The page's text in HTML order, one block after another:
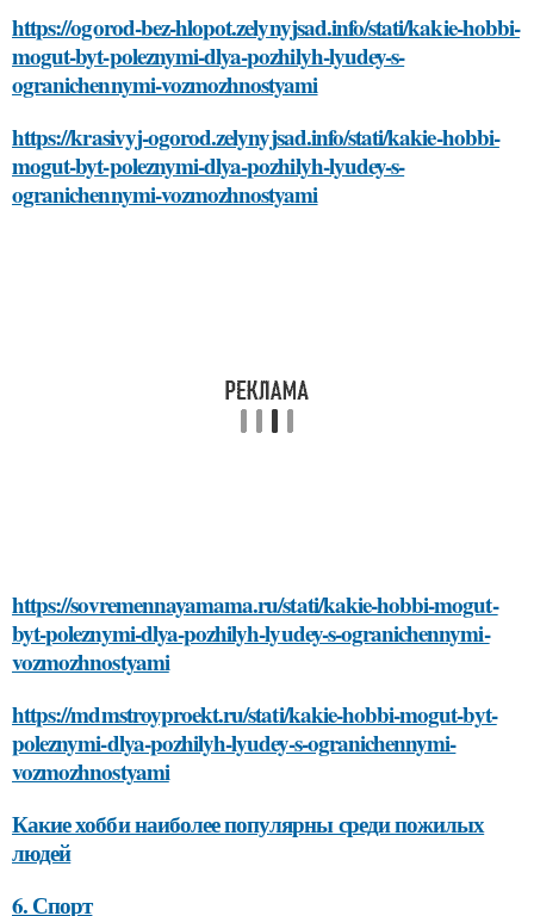
https://ogorod-bez-hlopot.zelynyjsad.info/stati/kakie-hobbi-
mogut-byt-poleznymi-dlya-pozhilyh-lyudey-s-
ogranichennymi-vozmozhnostyami
https://krasivyj-ogorod.zelynyjsad.info/stati/kakie-hobbi-
mogut-byt-poleznymi-dlya-pozhilyh-lyudey-s-
ogranichennymi-vozmozhnostyami
https://sovremennayamama.ru/stati/kakie-hobbi-mogut-
byt-poleznymi-dlya-pozhilyh-lyudey-s-ogranichennymi-
vozmozhnostyami
https://mdmstroyproekt.ru/stati/kakie-hobbi-mogut-byt-
poleznymi-dlya-pozhilyh-lyudey-s-ogranichennymi-
vozmozhnostyami
Какие хобби наиболее популярны среди пожилых
людей
6. Спорт